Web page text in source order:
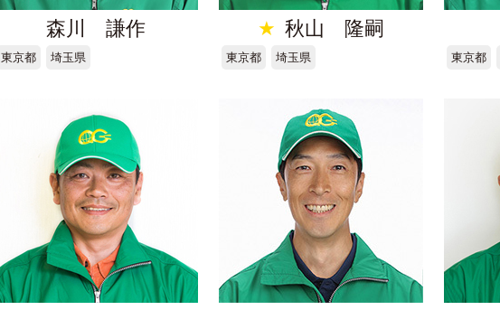
森川 謙作
東京都 埼玉県
★ 秋山 隆嗣
東京都 埼玉県 東京都